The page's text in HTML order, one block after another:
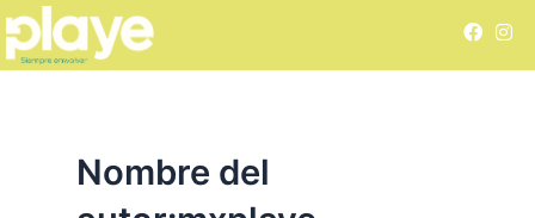
Ir
al
contenido
F
a
c
I
n
s
Nombre del
Paginación
de
entradas